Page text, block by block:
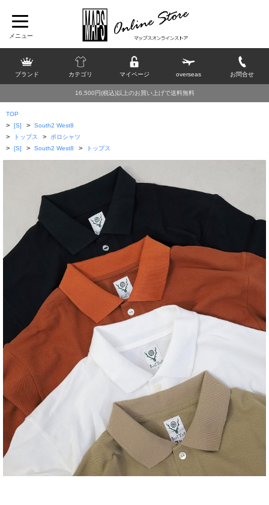
ブランド カテゴリ マイページ overseas お問合せ
16,500円(税込)以上のお買い上げで送料無料
TOP
> [S] > South2 West8
> トップス > ポロシャツ
> [S] > South2 West8 > トップス